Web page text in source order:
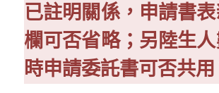
已註明關係，申請書
欄可否省略；另陸生
時申請委託書可否共用